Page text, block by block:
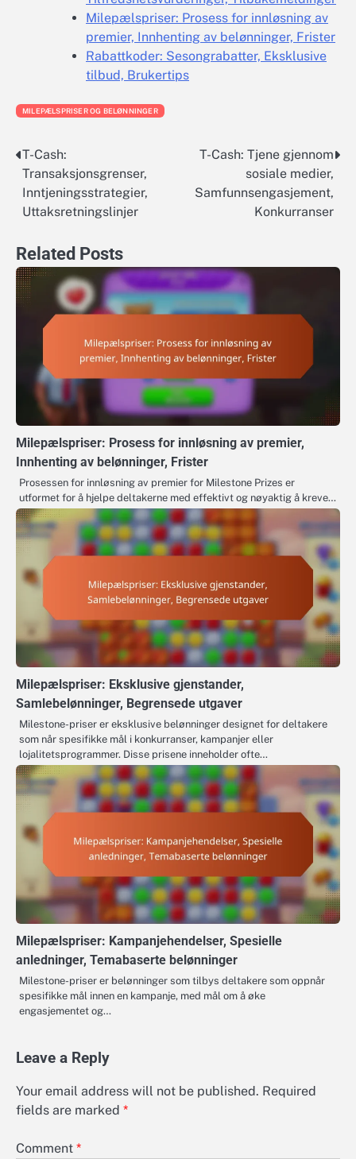
Milepælspriser: Prosess for innløsning av
premier, Innhenting av belønninger, Frister
Rabattkoder: Sesongrabatter, Eksklusive
tilbud, Brukertips
MILEPÆLSPRISER OG BELØNNINGER
Post
navigation
T-Cash:
Transaksjonsgrenser,
Inntjeningsstrategier,
Uttaksretningslinjer
T-Cash: Tjene gjennom
sosiale medier,
Samfunnsengasjement,
Konkurranser
Related Posts
Milepælspriser: Prosess for innløsning av premier,
Innhenting av belønninger, Frister
Prosessen for innløsning av premier for Milestone Prizes er
utformet for å hjelpe deltakerne med effektivt og nøyaktig å kreve…
Milepælspriser: Eksklusive gjenstander,
Samlebelønninger, Begrensede utgaver
Milestone-priser er eksklusive belønninger designet for deltakere
som når spesifikke mål i konkurranser, kampanjer eller
lojalitetsprogrammer. Disse prisene inneholder ofte…
Milepælspriser: Kampanjehendelser, Spesielle
anledninger, Temabaserte belønninger
Milestone-priser er belønninger som tilbys deltakere som oppnår
spesifikke mål innen en kampanje, med mål om å øke
engasjementet og…
Leave a Reply
Your email address will not be published. Required
fields are marked *
Comment *